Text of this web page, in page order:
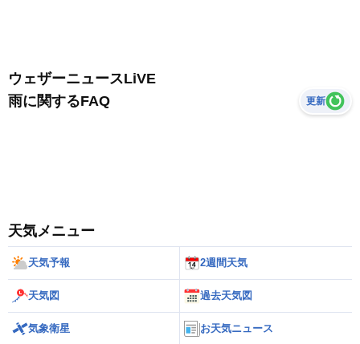
ウェザーニュースLiVE
雨に関するFAQ
更新
天気メニュー
天気予報 2週間天気
天気図 過去天気図
気象衛星 お天気ニュース